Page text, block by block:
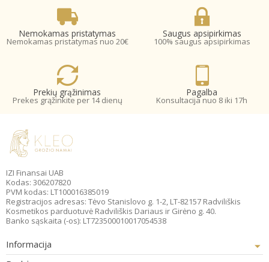
Nemokamas pristatymas
Nemokamas pristatymas nuo 20€
Saugus apsipirkimas
100% saugus apsipirkimas
Prekių grąžinimas
Prekes grąžinkite per 14 dienų
Pagalba
Konsultacija nuo 8 iki 17h
IZI Finansai UAB
Kodas: 306207820
PVM kodas: LT100016385019
Registracijos adresas: Tėvo Stanislovo g. 1-2, LT-82157 Radviliškis
Kosmetikos parduotuvė Radviliškis Dariaus ir Girėno g. 40.
Banko sąskaita (-os): LT723500010017054538
Informacija